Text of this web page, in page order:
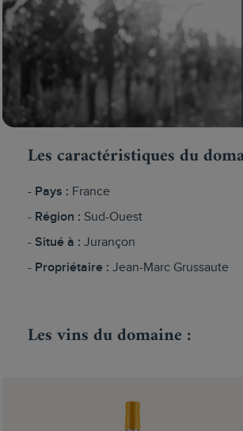
Les caractéristiques du
Pays : France
Région : Sud-Ouest
Situé à : Jurançon
Propriétaire : Jean-Marc Grussaute
Les vins du domaine :